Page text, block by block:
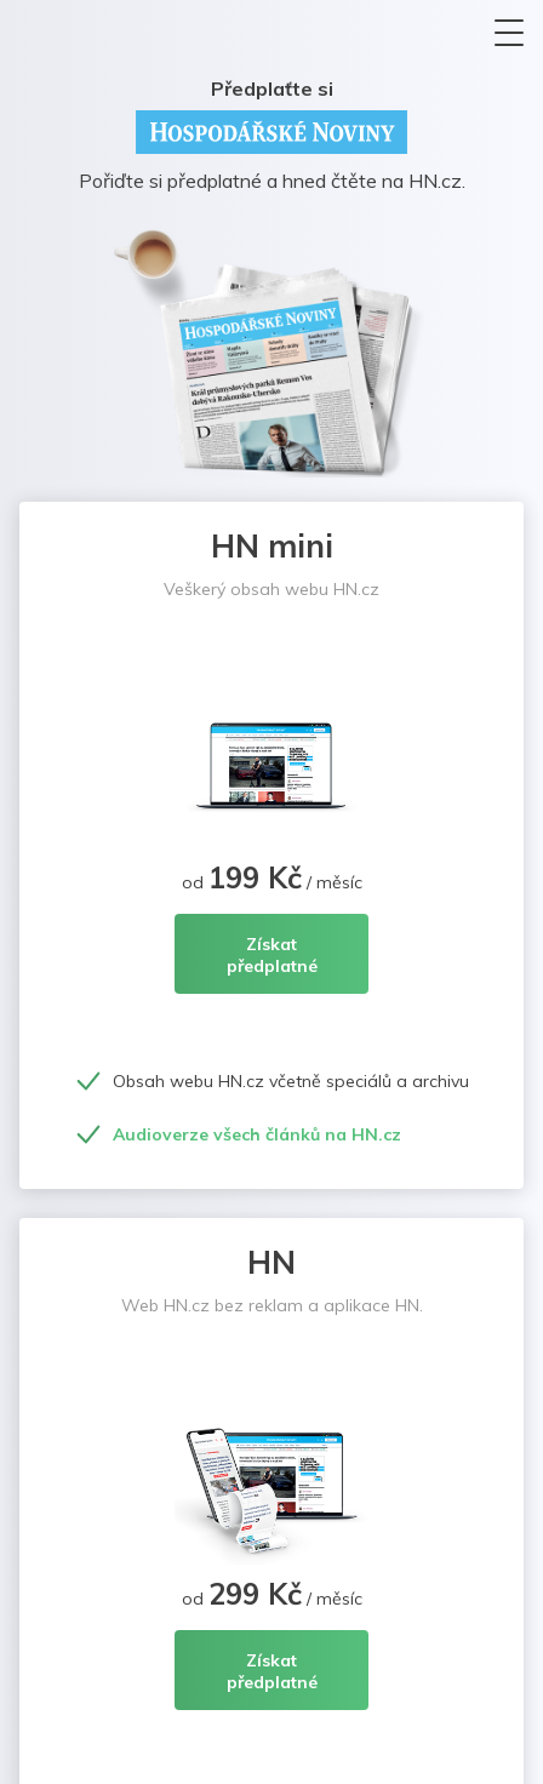
Předplaťte si
Pořiďte si předplatné a hned čtěte na HN.cz.
HN mini
Veškerý obsah webu HN.cz
od 199 Kč/ měsíc
Získat
předplatné
Obsah webu HN.cz včetně speciálů a archivu
Audioverze všech článků na HN.cz
HN
Web HN.cz bez reklam a aplikace HN.
od 299 Kč/ měsíc
Získat
předplatné